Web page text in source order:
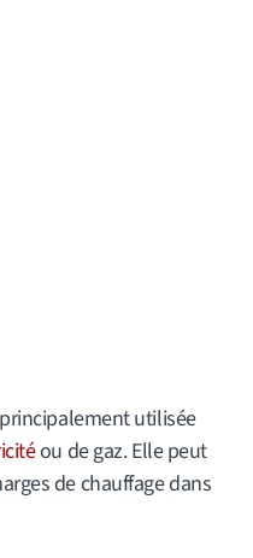
utilisée
ou de gaz. Elle peut
de chauffage dans